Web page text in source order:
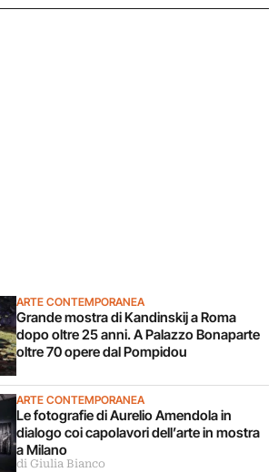
ARTE CONTEMPORANEA
Grande mostra di Kandinskij a Roma
dopo oltre 25 anni. A Palazzo Bonaparte
oltre 70 opere dal Pompidou
ARTE CONTEMPORANEA
Le fotografie di Aurelio Amendola in
dialogo coi capolavori dell’arte in mostra
a Milano
di Giulia Bianco